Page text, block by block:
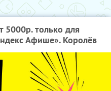
5000р. только для
Афише». Королёв